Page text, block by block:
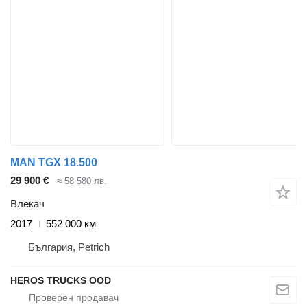
MAN TGX 18.500
29 900 €
≈ 58 580 лв.
Влекач
2017
552 000 км
България, Petrich
HEROS TRUCKS OOD